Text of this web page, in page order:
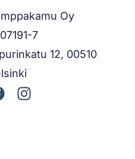
Oy
7
12, 00510